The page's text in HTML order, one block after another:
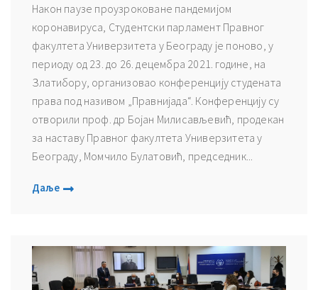
Након паузе проузроковане пандемијом
коронавируса, Студентски парламент Правног
факултета Универзитета у Београду је поново, у
периоду од 23. до 26. децембра 2021. године, на
Златибору, организовао конференцију студената
права под називом „Правнијада“. Конференцију су
отворили проф. др Бојан Милисављевић, продекан
за наставу Правног факултета Универзитета у
Београду, Момчило Булатовић, председник...
Даље